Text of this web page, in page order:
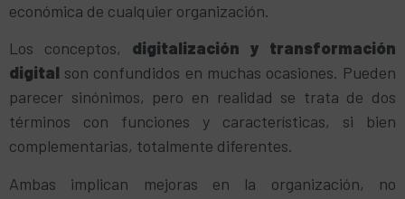
económica de cualquier organización.
Los conceptos, digitalización y transformación
digital son confundidos en muchas ocasiones. Pueden
parecer sinónimos, pero en realidad se trata de dos
términos con funciones y características, si bien
complementarias, totalmente diferentes.
Ambas implican mejoras en la organización, no